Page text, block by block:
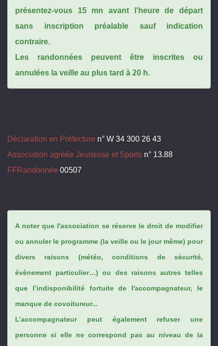
présentez-vous 15 mn avant l'heure de départ
sans inscription préalable sauf indication
contraire.
Les randonnées peuvent être inscrites ou
annulées la veille au plus tard à 20 h.
Déclaration en Préfecture n° W 34 300 26 43
Association agréée Jeunesse et Sports n° 13.88
FFRandonnée 00507
A noter que l'association se réserve le droit de modifier
ou annuler le programme (la veille ou le jour même) pour
divers raisons (météo, conditions de sécurité,
évènement particulier…) ou des raisons autres telles
que l’indisponibilité fortuite de l'accompagnateur, le
manque de covoitureur...
L’accompagnateur peut également refuser une
personne si elle ne correspond pas au niveau de la